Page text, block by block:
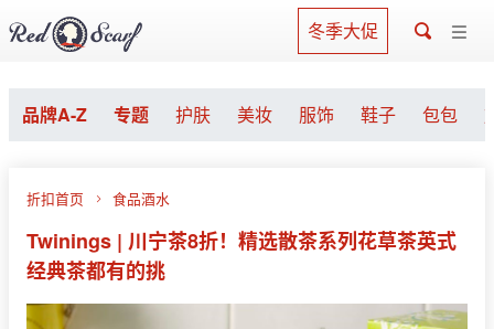
冬季大促
品牌A-Z 专题 护肤 美妆 服饰 鞋子 包包
折扣首页 食品酒水
Twinings | 川宁茶8折！精选散茶系列花草茶英式
经典茶都有的挑